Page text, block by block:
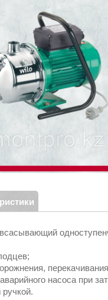
насоса при